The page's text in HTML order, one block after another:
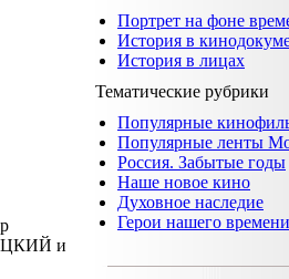
и
Портрет на фоне
История в
История в лицах
Тематические рубрики
Популярные
Популярные ленты
Россия. Забытые годы
Наше новое кино
Духовное наследие
Герои нашего времени